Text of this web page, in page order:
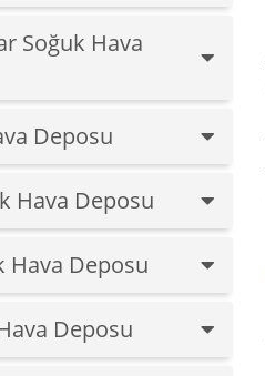
Soğuk Hava
Deposu
Hava Deposu
Hava Deposu
Deposu